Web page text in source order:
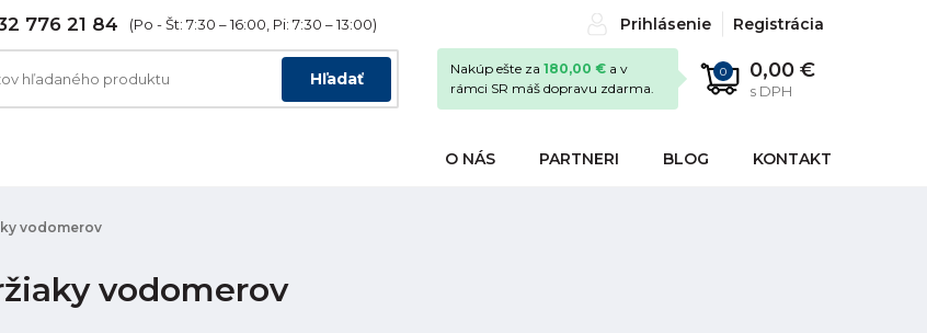
776 21 84 (Po - Št: 7:30 – 16:00, Pi: 7:30 – 13:00) Prihlásenie Registrácia
Hľadať 0 0,00 €
s DPH
Nakúp ešte za 180,00 € a v
rámci SR máš dopravu zdarma.
O NÁS PARTNERI BLOG KONTAKT
vodomerov
vodomerov